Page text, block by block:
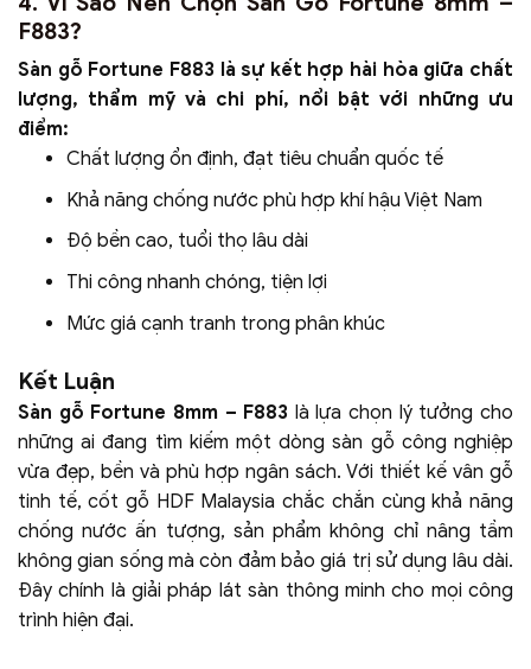
F883?
Sàn gỗ Fortune F883 là sự kết hợp hài hòa giữa chất
lượng, thẩm mỹ và chi phí, nổi bật với những ưu
điểm:
Chất lượng ổn định, đạt tiêu chuẩn quốc tế
Khả năng chống nước phù hợp khí hậu Việt Nam
Độ bền cao, tuổi thọ lâu dài
Thi công nhanh chóng, tiện lợi
Mức giá cạnh tranh trong phân khúc
Kết Luận
Sàn gỗ Fortune 8mm – F883 là lựa chọn lý tưởng cho
những ai đang tìm kiếm một dòng sàn gỗ công nghiệp
vừa đẹp, bền và phù hợp ngân sách. Với thiết kế vân gỗ
tinh tế, cốt gỗ HDF Malaysia chắc chắn cùng khả năng
chống nước ấn tượng, sản phẩm không chỉ nâng tầm
không gian sống mà còn đảm bảo giá trị sử dụng lâu dài.
Đây chính là giải pháp lát sàn thông minh cho mọi công
trình hiện đại.